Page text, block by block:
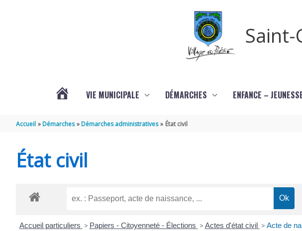
Saint-
VIE MUNICIPALE DÉMARCHES ENFANCE –
Accueil Démarches Démarches administratives État civil
État civil
Accueil particuliers > Papiers - Citoyenneté - Élections > Actes d'état civil > Acte de